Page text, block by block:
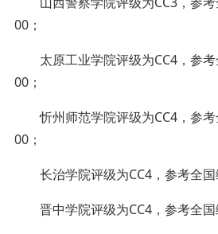
00；
太原工业学院评级为CC4，参
00；
忻州师范学院评级为CC4，参
00；
长治学院评级为CC4，参考全
晋中学院评级为CC4，参考全